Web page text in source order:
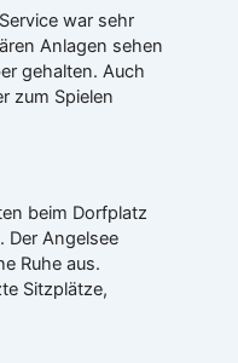
war sehr
Anlagen sehen
gehalten. Auch
zum Spielen
beim Dorfplatz
Der Angelsee
Ruhe aus.
Sitzplätze,